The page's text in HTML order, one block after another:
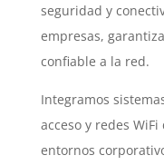
seguridad y
empresas,
confiable a la red.
Integramos
acceso y redes
entornos